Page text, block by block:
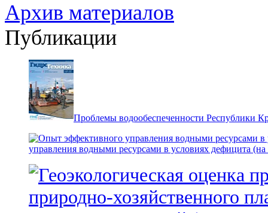
Архив материалов
Публикации
Проблемы водообеспеченности Республики
управления водными ресурсами в условиях дефицита